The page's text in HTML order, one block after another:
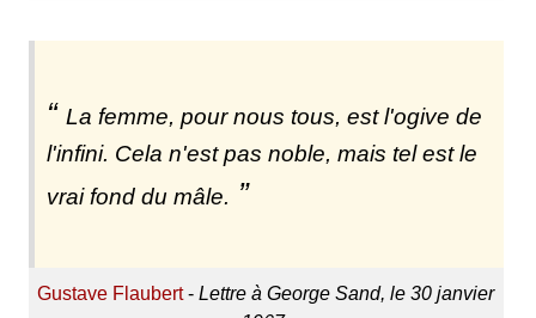
La femme, pour nous tous, est l'ogive de
l'infini. Cela n'est pas noble, mais tel est le
vrai fond du mâle.
Gustave Flaubert-Lettre à George Sand, le 30 janvier